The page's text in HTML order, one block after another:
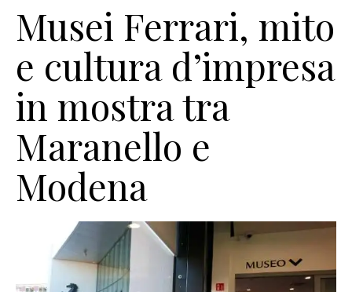
Musei Ferrari, mito
e cultura d’impresa
in mostra tra
Maranello e
Modena